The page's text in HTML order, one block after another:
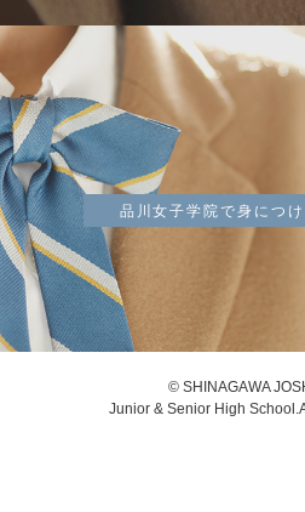
品川女子学院で身につ
© SHINAGAWA
Junior & Senior High